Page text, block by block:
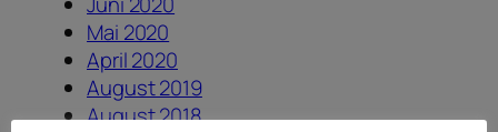
Mai 2020
April 2020
August 2019
August 2018